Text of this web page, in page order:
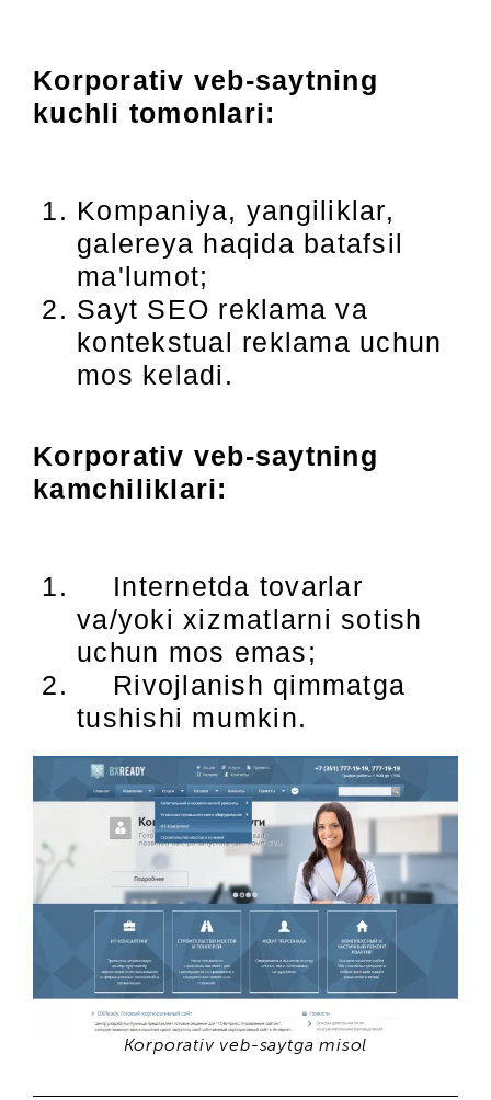
Korporativ veb-saytning
kuchli tomonlari:
Kompaniya, yangiliklar,
galereya haqida batafsil
ma'lumot;
Sayt SEO reklama va
kontekstual reklama uchun
mos keladi.
Korporativ veb-saytning
kamchiliklari:
Internetda tovarlar
va/yoki xizmatlarni sotish
uchun mos emas;
Rivojlanish qimmatga
tushishi mumkin.
Korporativ veb-saytga misol